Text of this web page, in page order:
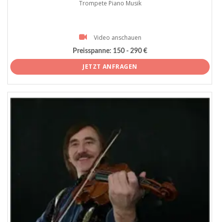
Trompete Piano Musik
Video anschauen
Preisspanne: 150 - 290 €
JETZT ANFRAGEN